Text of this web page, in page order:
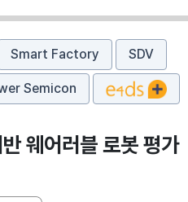
Smart Factory SDV
Semicon
웨어러블 로봇 평가